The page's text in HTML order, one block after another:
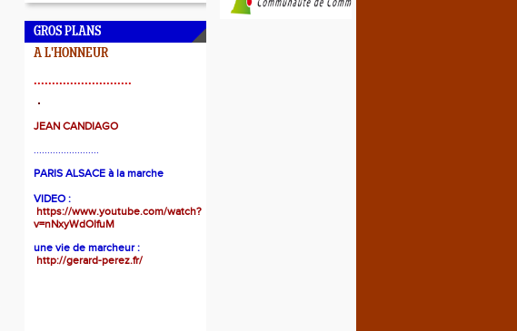
GROS PLANS
A L'HONNEUR
...........................
JEAN CANDIAGO
........................
PARIS ALSACE à la marche
VIDEO :
https://www.youtube.com/watch?
v=nNxyWdOIfuM
une vie de marcheur :
http://gerard-perez.fr/